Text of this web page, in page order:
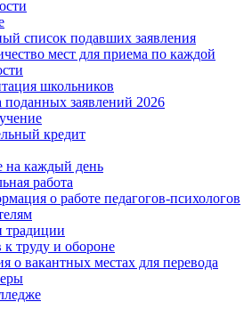
список подавших заявления
мест для приема по каждой
школьников
поданных заявлений 2026
кредит
на каждый день
работа
о работе педагогов-психологов
к труду и обороне
о вакантных местах для перевода